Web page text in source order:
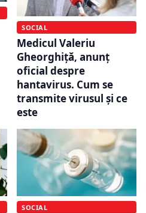
SOCIAL
Medicul Valeriu
Gheorghiță, anunț
oficial despre
hantavirus. Cum se
transmite virusul și ce
este
SOCIAL